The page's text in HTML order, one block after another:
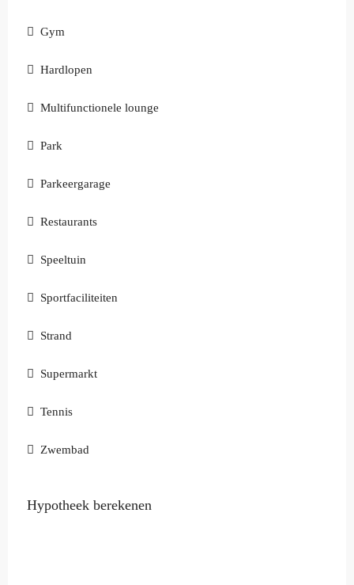
Gym
Hardlopen
Multifunctionele lounge
Park
Parkeergarage
Restaurants
Speeltuin
Sportfaciliteiten
Strand
Supermarkt
Tennis
Zwembad
Hypotheek berekenen